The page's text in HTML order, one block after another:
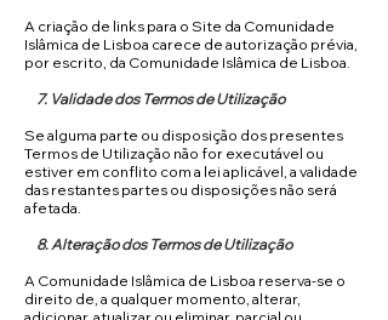
A criação de links para o Site da Comunidade
Islâmica de Lisboa carece de autorização prévia,
por escrito, da Comunidade Islâmica de Lisboa.
7. Validade dos Termos de Utilização
Se alguma parte ou disposição dos presentes
Termos de Utilização não for executável ou
estiver em conflito com a lei aplicável, a validade
das restantes partes ou disposições não será
afetada.
8. Alteração dos Termos de Utilização
A Comunidade Islâmica de Lisboa reserva-se o
direito de, a qualquer momento, alterar,